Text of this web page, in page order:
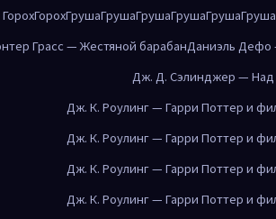
ГорохГорохГрушаГрушаГрушаГрушаГрушаГруша
Грасс — Жестяной барабанДаниэль Дефо
Дж. Д. Сэлинджер — Над
Дж. К. Роулинг — Гарри Поттер и
Дж. К. Роулинг — Гарри Поттер и
Дж. К. Роулинг — Гарри Поттер и
Дж. К. Роулинг — Гарри Поттер и